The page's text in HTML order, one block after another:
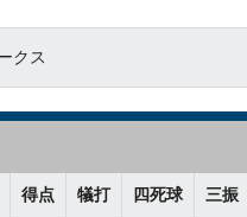
クス
得点 犠打 四死球 三振